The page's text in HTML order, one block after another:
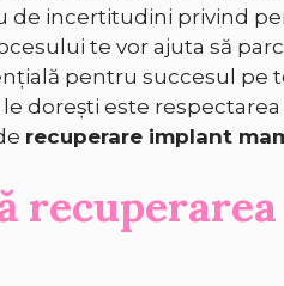
de incertitudini privind
te vor ajuta să
pentru succesul
dorești este
recuperare implant